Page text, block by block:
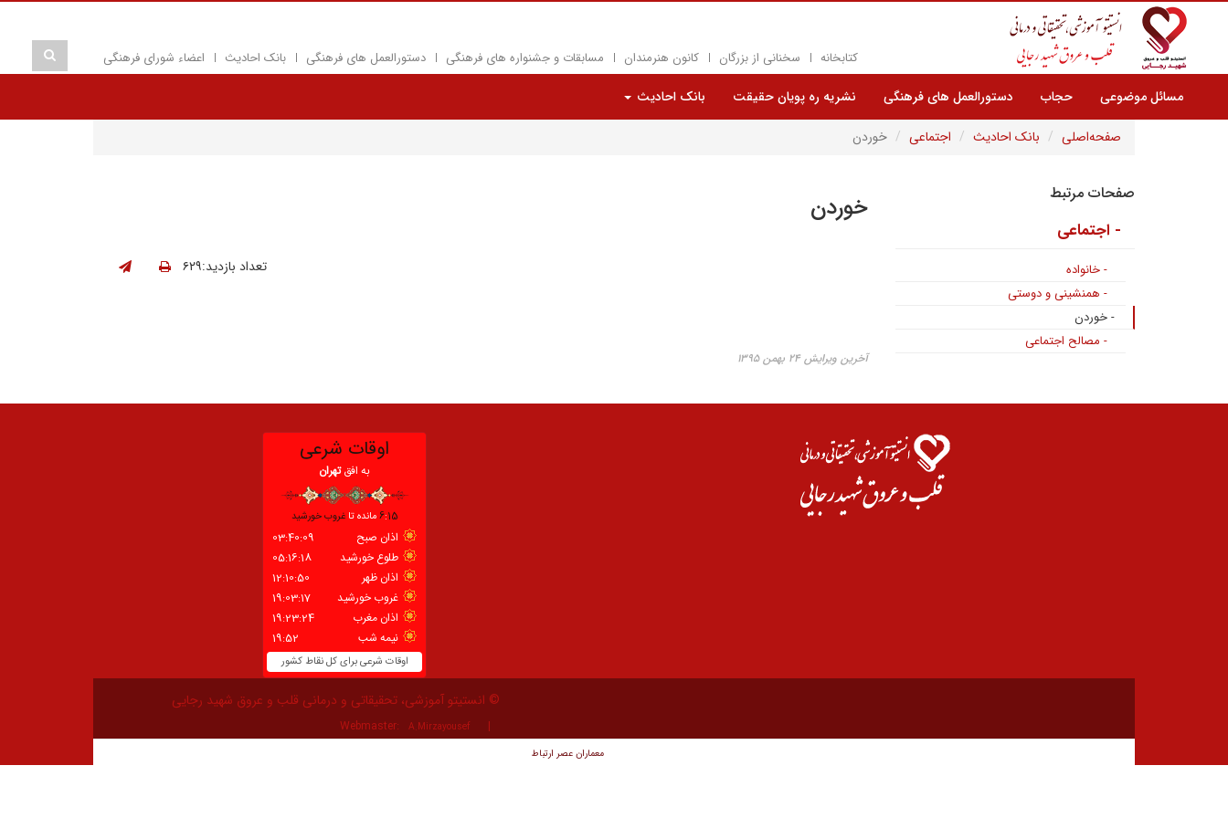
کتابخانه سخنانی از بزرگان کانون هنرمندان مسابقات و جشنواره های فرهنگی دستورالعمل های فرهنگی بانک احادیث اعضاء شورای فرهنگی
مسائل موضوعی حجاب دستورالعمل های فرهنگی نشریه ره پویان حقیقت
بانک احادیث
صفحه‌اصلی
بانک احادیث اجتماعی خوردن
خوردن
تعداد بازدید:۶۲۹
آخرین ویرایش ۲۴ بهمن ۱۳۹۵
صفحات مرتبط
- اجتماعی
- خانواده
- همنشینی و دوستی
- خوردن
- مصالح اجتماعی
© انستیتو آموزشی، تحقیقاتی و درمانی قلب و عروق شهید رجایی
Webmaster: A.Mirzayousef
معماران عصر‌ ارتباط